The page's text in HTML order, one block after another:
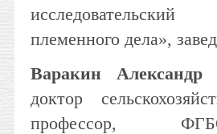
племенного дела»,
Варакин Александр
доктор
профессор,